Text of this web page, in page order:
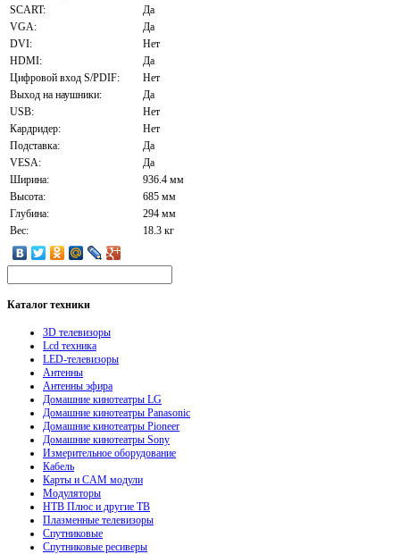
SCART:
Да
VGA:
Да
DVI:
Нет
HDMI:
Да
Цифровой вход S/PDIF:
Нет
Выход на наушники:
Да
USB:
Нет
Кардридер:
Нет
Подставка:
Да
VESA:
Да
Ширина:
936.4 мм
Высота:
685 мм
Глубина:
294 мм
Вес:
18.3 кг
Каталогтехники
3D телевизоры
Lcd техника
LED-телевизоры
Антенны
Антенны эфира
Домашние кинотеатры LG
Домашние кинотеатры Panasonic
Домашние кинотеатры Pioneer
Домашние кинотеатры Sony
Измерительное оборудование
Кабель
Карты и CAM модули
Модуляторы
НТВ Плюс и другие ТВ
Плазменные телевизоры
Спутниковые
Спутниковые ресиверы